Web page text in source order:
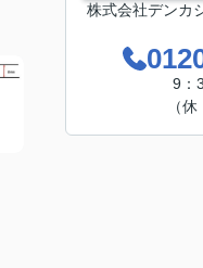
株式会社デ
9：
（